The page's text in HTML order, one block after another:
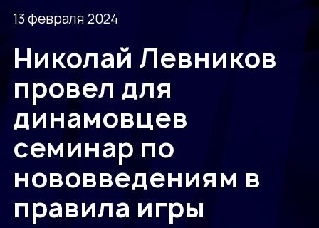
13 февраля 2024
Николай Левников
провел для
динамовцев
семинар по
нововведениям в
правила игры